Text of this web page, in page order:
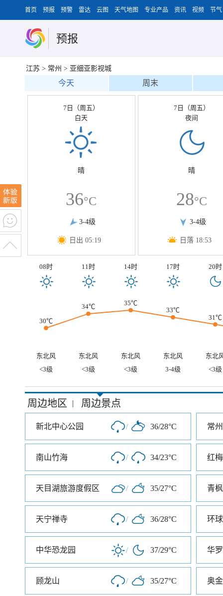
首页 预报 预警 雷达 云图 天气地图 专业产品 资讯 视频 节气
预报
江苏 > 常州 > 亚细亚影视城
今天 周末
7日（周五）
白天
晴
36°C
3-4级
日出 05:19
7日（周五）
夜间
晴
28°C
3-4级
日落 18:53
08时 11时 14时 17时 20时
30℃
34℃
35℃
33℃
31℃
东北风 东北风 东北风 东北风
东北
<3级
<3级 <3级 3-4级 <3级
周边地区 | 周边景点
新北中心公园 / 36/28°C 常
南山竹海 / 34/23°C 红
天目湖旅游度假区 / 35/27°C 青
天宁禅寺 / 36/28°C
中华恐龙园 / 37/29°C 华
顾龙山 / 35/27°C 奥